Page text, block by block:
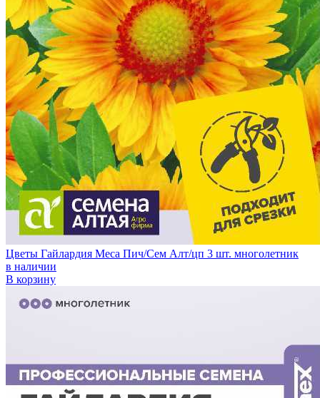
Цветы Гайлардия Меса Пич/Сем Алт/цп 3 шт. многолетник
в наличии
В корзину